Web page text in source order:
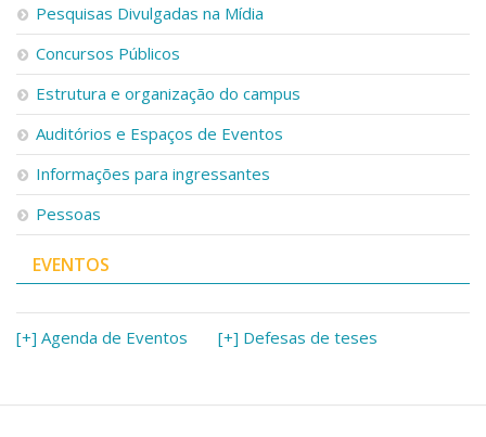
Pesquisas Divulgadas na Mídia
Concursos Públicos
Estrutura e organização do campus
Auditórios e Espaços de Eventos
Informações para ingressantes
Pessoas
EVENTOS
[+] Agenda de Eventos [+] Defesas de teses